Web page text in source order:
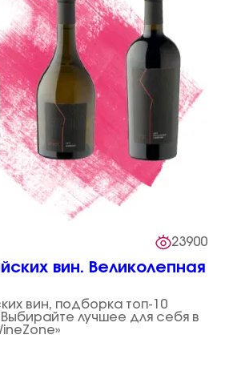
23900
вин. Великолепная
вин, подборка топ-10
лучшее для себя в